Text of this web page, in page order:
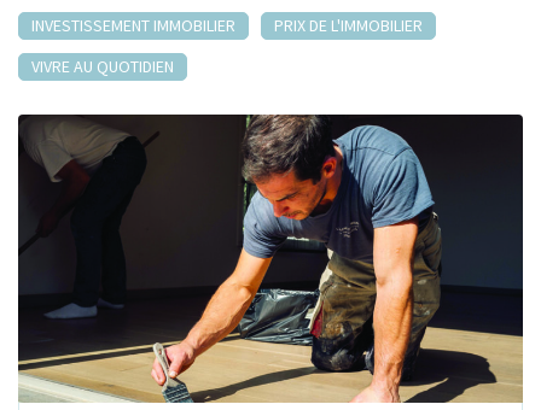
INVESTISSEMENT IMMOBILIER
PRIX DE L'IMMOBILIER
VIVRE AU QUOTIDIEN